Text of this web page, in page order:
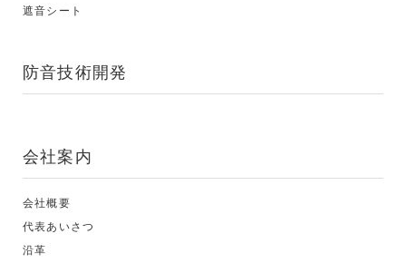
遮音シート
防音技術開発
会社案内
会社概要
代表あいさつ
沿革